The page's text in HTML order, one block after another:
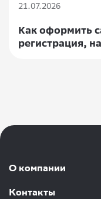
21.07.2026
Как оформить
регистрация,
О компании
Контакты